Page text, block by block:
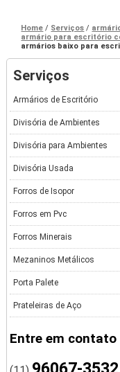
Home Serviços
armário para escritório
armários baixo para
Serviços
Armários de Escritório
Divisória de Ambientes
Divisória para Ambientes
Divisória Usada
Forros de Isopor
Forros em Pvc
Forros Minerais
Mezaninos Metálicos
Porta Palete
Prateleiras de Aço
Entre em